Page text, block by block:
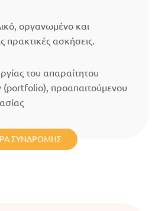
οργανωμένο και
πρακτικές ασκήσεις.
του απαραίτητου
προαπαιτούμενου
ΣΥΝΔΡΟΜΉΣ